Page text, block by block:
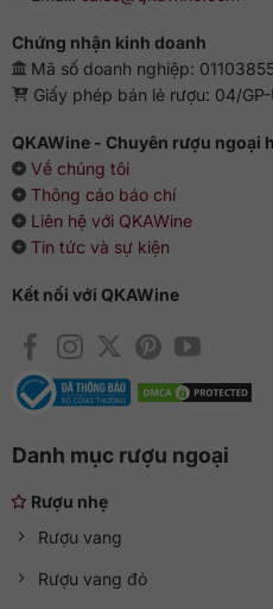
Chứng nhận kinh doanh
Mã số doanh nghiệp:
Giấy phép bán lẻ rượu: 04/GP-
QKAWine - Chuyên rượu ngoại
Về chúng tôi
Thông cáo báo chí
Liên hệ với QKAWine
Tin tức và sự kiện
Kết nối với QKAWine
Danh mục rượu ngoại
Rượu nhẹ
Rượu vang
Rượu vang đỏ